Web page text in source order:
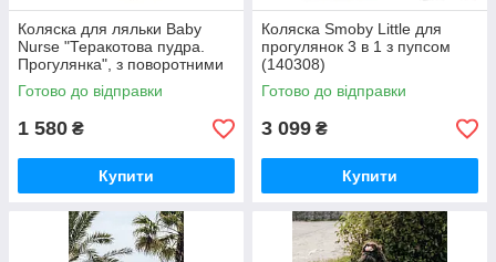
Коляска для ляльки Baby
Nurse "Теракотова пудра.
Прогулянка", з поворотними
колесами (7600251224)
Готово до відправки
1 580 ₴
Купити
Коляска Smoby Little для
прогулянок 3 в 1 з пупсом
(140308)
Готово до відправки
3 099 ₴
Купити